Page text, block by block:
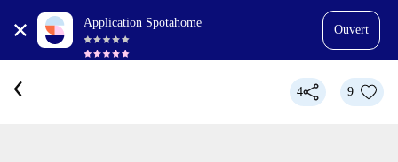
Application Spotahome
Ouvert
4 9